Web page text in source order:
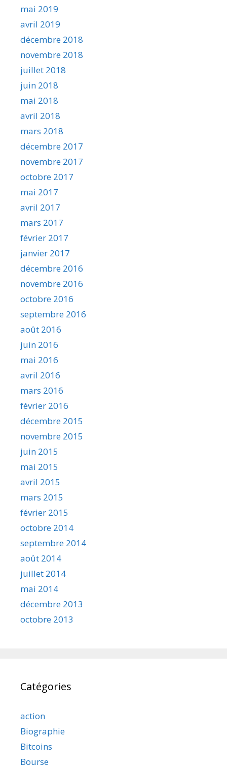
mai 2019
avril 2019
décembre 2018
novembre 2018
juillet 2018
juin 2018
mai 2018
avril 2018
mars 2018
décembre 2017
novembre 2017
octobre 2017
mai 2017
avril 2017
mars 2017
février 2017
janvier 2017
décembre 2016
novembre 2016
octobre 2016
septembre 2016
août 2016
juin 2016
mai 2016
avril 2016
mars 2016
février 2016
décembre 2015
novembre 2015
juin 2015
mai 2015
avril 2015
mars 2015
février 2015
octobre 2014
septembre 2014
août 2014
juillet 2014
mai 2014
décembre 2013
octobre 2013
Catégories
action
Biographie
Bitcoins
Bourse